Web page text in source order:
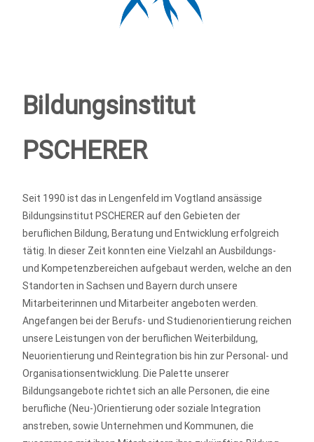
Bildungsinstitut
PSCHERER
Seit 1990 ist das in Lengenfeld im Vogtland ansässige
Bildungsinstitut PSCHERER auf den Gebieten der
beruflichen Bildung, Beratung und Entwicklung erfolgreich
tätig. In dieser Zeit konnten eine Vielzahl an Ausbildungs-
und Kompetenzbereichen aufgebaut werden, welche an den
Standorten in Sachsen und Bayern durch unsere
Mitarbeiterinnen und Mitarbeiter angeboten werden.
Angefangen bei der Berufs- und Studienorientierung reichen
unsere Leistungen von der beruflichen Weiterbildung,
Neuorientierung und Reintegration bis hin zur Personal- und
Organisationsentwicklung. Die Palette unserer
Bildungsangebote richtet sich an alle Personen, die eine
berufliche (Neu-)Orientierung oder soziale Integration
anstreben, sowie Unternehmen und Kommunen, die